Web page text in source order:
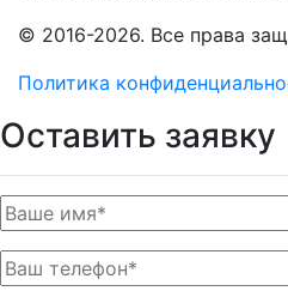
© 2016-2026. Все права
Политика
Оставить заявку